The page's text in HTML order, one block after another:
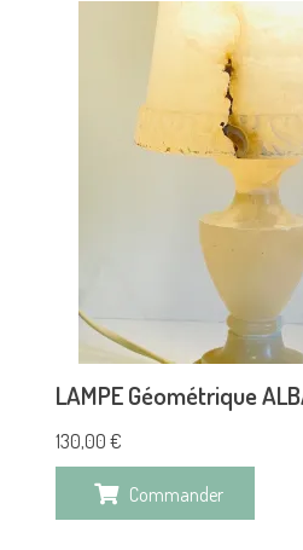
LAMPE Géométrique
130,00 €
Commander